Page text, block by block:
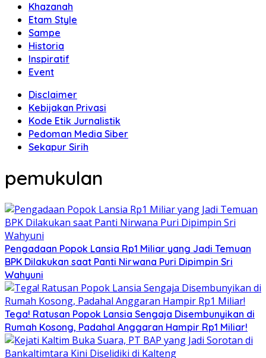
Khazanah
Etam Style
Sampe
Historia
Inspiratif
Event
Disclaimer
Kebijakan Privasi
Kode Etik Jurnalistik
Pedoman Media Siber
Sekapur Sirih
pemukulan
Pengadaan Popok Lansia Rp1 Miliar yang Jadi Temuan
BPK Dilakukan saat Panti Nirwana Puri Dipimpin Sri
Wahyuni
Tega! Ratusan Popok Lansia Sengaja Disembunyikan di
Rumah Kosong, Padahal Anggaran Hampir Rp1 Miliar!